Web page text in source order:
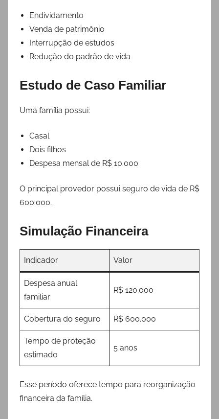
Endividamento
Venda de patrimônio
Interrupção de estudos
Redução do padrão de vida
Estudo de Caso Familiar
Uma família possui:
Casal
Dois filhos
Despesa mensal de R$ 10.000
O principal provedor possui seguro de vida de R$
600.000.
Simulação Financeira
Indicador Valor
Despesa anual
familiar
R$ 120.000
Cobertura do seguro R$ 600.000
Tempo de proteção
estimado
5 anos
Esse período oferece tempo para reorganização
financeira da família.